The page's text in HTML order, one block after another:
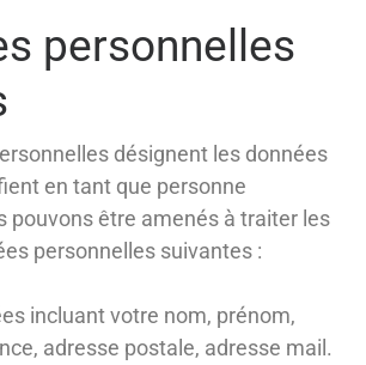
personnelles
désignent les données
en tant que personne
pouvons être amenés à traiter les
personnelles suivantes :
incluant votre nom, prénom,
adresse postale, adresse mail.